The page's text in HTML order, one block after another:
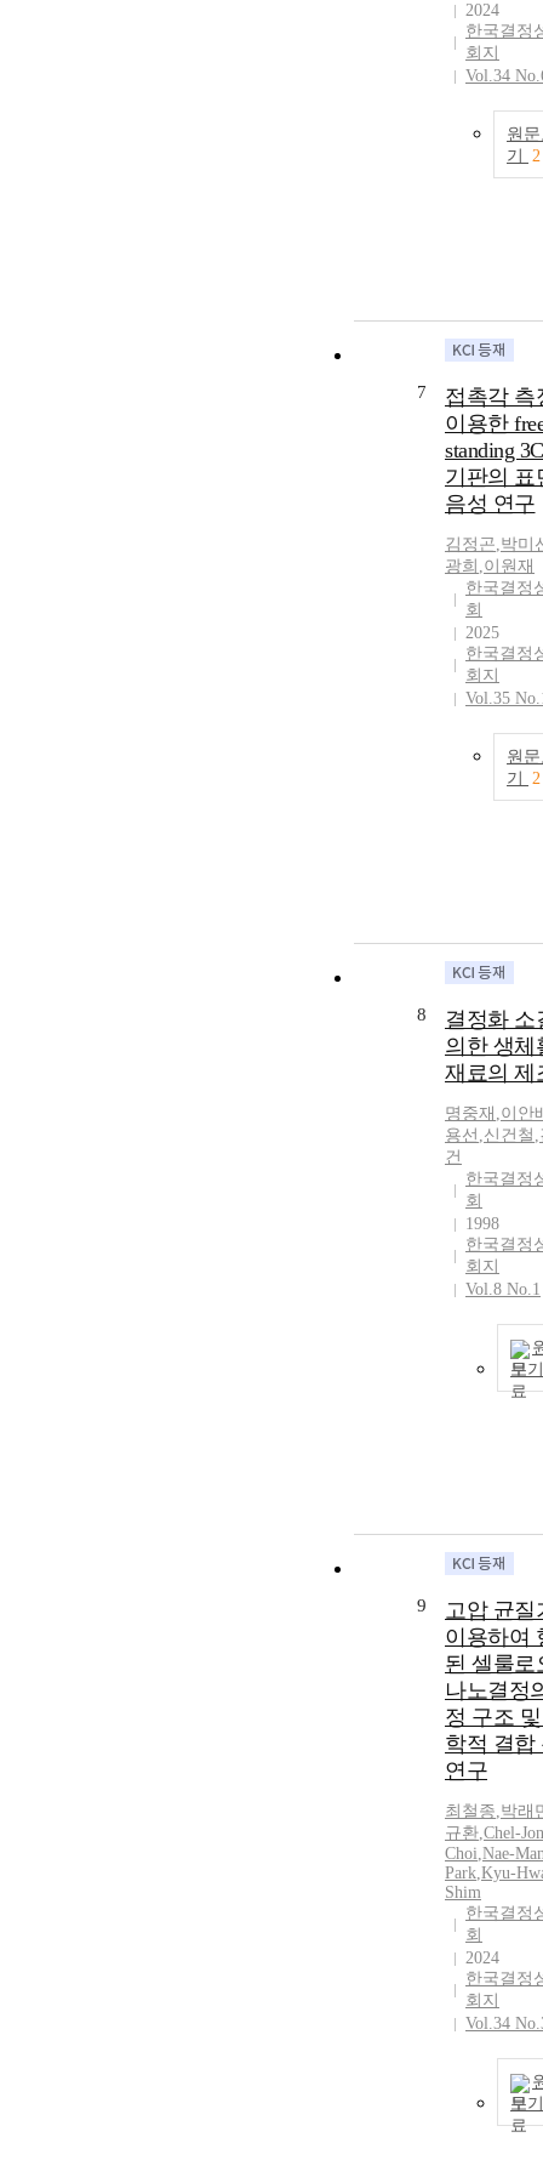
2024
한국결정
회지
Vol.34
원
기
2
7
접촉각 측
이용한
standing
기판의 표
음성 연구
김정곤,박미
광희 ,이원재
한국결정
회
2025
한국결정
회지
Vol.35
원
기
2
8
결정화 소
의한 생체
재료의 제
명중재 ,이안
용선 ,신건철 ,
건
한국결정
회
1998
한국결정
회지
Vol.8 No.1
보기
9
고압 균질
이용하여
된 셀룰로
나노결정
정 구조
학적 결합
연구
최철종,박래
규환,Chel-
Choi,Nae-
Park,Kyu-
Shim
한국결정
회
2024
한국결정
회지
Vol.34
보기